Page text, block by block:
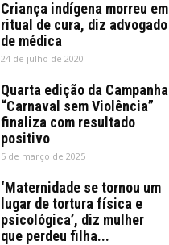
Criança indígena morreu em
ritual de cura, diz advogado
de médica
24 de julho de 2020
Quarta edição da Campanha
“Carnaval sem Violência”
finaliza com resultado
positivo
5 de março de 2025
‘Maternidade se tornou um
lugar de tortura física e
psicológica’, diz mulher
que perdeu filha...